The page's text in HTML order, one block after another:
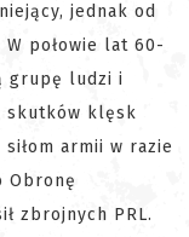
jednak od
połowie lat 60-
grupę ludzi i
skutków klęsk
armii w razie
Obronę
zbrojnych PRL.